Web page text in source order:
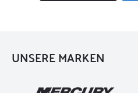
UNSERE MARKEN